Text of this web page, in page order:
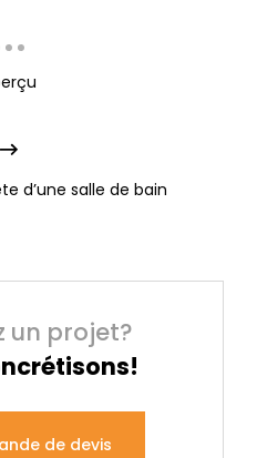
d’une salle de bain
un projet?
de devis